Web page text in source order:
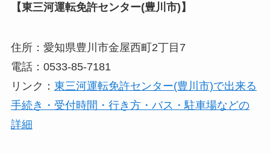
【東三河運転免許センター(豊川市)】
住所：愛知県豊川市金屋西町2丁目7
電話：0533-85-7181
リンク： 東三河運転免許センター(豊川市)で出来る
手続き・受付時間・行き方・バス・駐車場などの
詳細